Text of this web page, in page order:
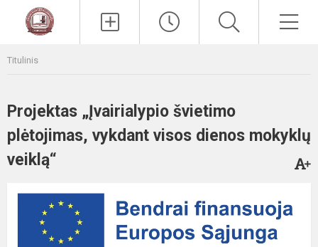
Titulinis
Projektas „Įvairialypio švietimo
plėtojimas, vykdant visos dienos mokyklų
veiklą“